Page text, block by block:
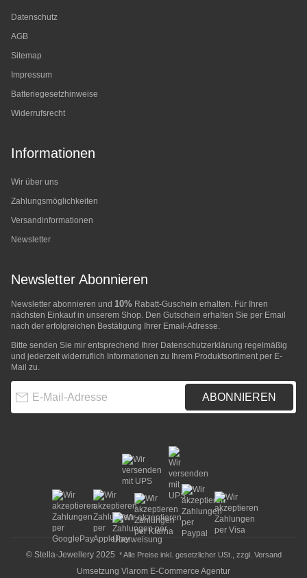
Datenschutz
AGB
Sitemap
Impressum
Batteriegesetzhinweise
Widerrufsrecht
Informationen
Wir über uns
Zahlungsmöglichkeiten
Versandinformationen
Newsletter
Newsletter Abonnieren
Newsletter abonnieren und 10% Rabatt-Guschein erhalten. Für Ihren
nächsten Einkauf in unserem Shop. Den Gutschein erhalten Sie per Email
nach der erfolgreichen Bestätigung Ihrer Email-Adresse.
Bitte senden Sie mir entsprechend Ihrer Datenschutzerklärung regelmäßig
und jederzeit widerruflich Informationen zu Ihrem Produktsortiment per E-
Mail zu.
ABONNIEREN
© Stella-Jewellery 2025 * Alle Preise inkl. gesetzlicher USt., zzgl. Versand
Umsetzung Vlarom E-Commerce Agentur